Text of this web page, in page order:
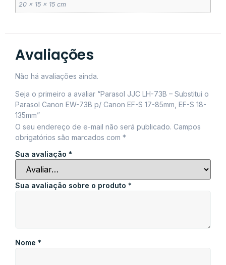
20 × 15 × 15 cm
Avaliações
Não há avaliações ainda.
Seja o primeiro a avaliar “Parasol JJC LH-73B – Substitui o
Parasol Canon EW-73B p/ Canon EF-S 17-85mm, EF-S 18-
135mm”
O seu endereço de e-mail não será publicado. Campos
obrigatórios são marcados com *
Sua avaliação *
Sua avaliação sobre o produto *
Nome *